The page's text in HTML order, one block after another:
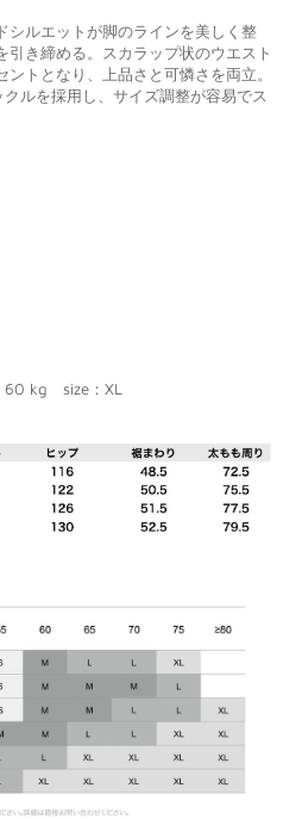
シルエットが脚のラインを美しく整
引き締める。スカラップ状のウエスト
トとなり、上品さと可憐さを両立。
ルを採用し、サイズ調整が容易でス
60 kg size ： XL